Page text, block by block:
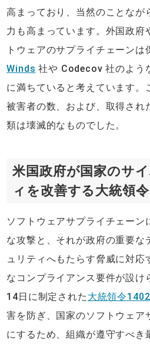
高まっており、当然のことなが
力も高まっています。外国政府
トウェアのサプライチェーンは
Winds 社や Codecov 社のよう
に満ちていると考えています。
被害者の数、および、取得され
類は壊滅的なものでした。
米国政府が国家のサ
ィを改善する大統領
ソフトウェアサプライチェーン
な攻撃と、それが政府の重要な
ュリティへもたらす脅威に対応
なコンプライアンス要件が設け
14日に制定された 大統領令
害を防ぎ、国家のソフトウェア
にするため、組織が遵守すべき